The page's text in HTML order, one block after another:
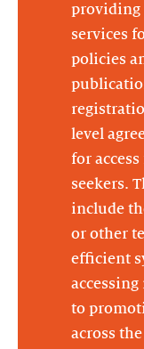
providing
services
policies
level
for
seekers.
include
or other
efficient
to
across